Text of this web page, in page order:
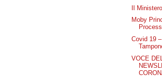
Il
Moby
Covid 19
VOCE